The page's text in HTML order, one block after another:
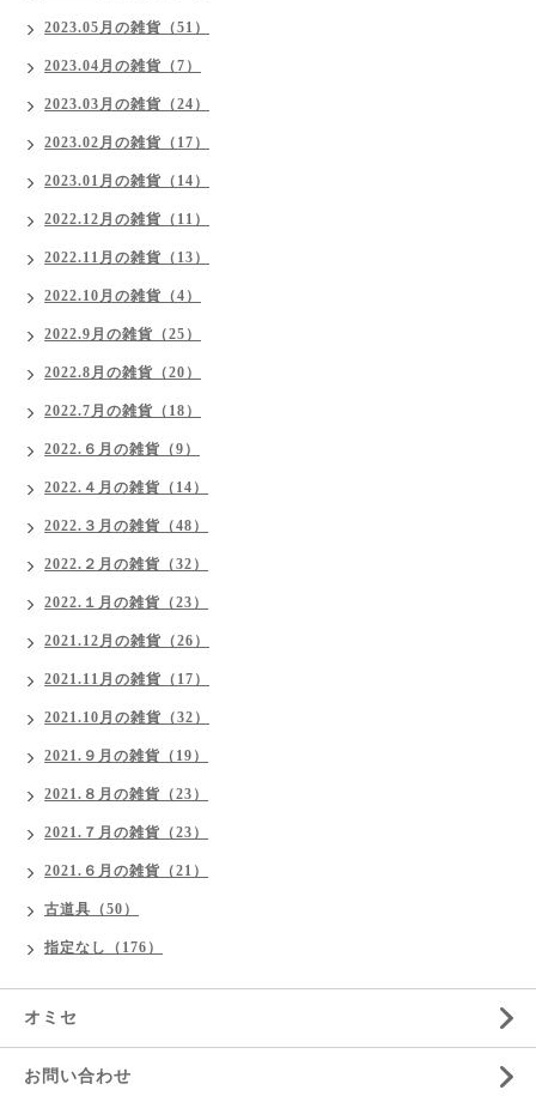
2023.05月の雑貨（51）
2023.04月の雑貨（7）
2023.03月の雑貨（24）
2023.02月の雑貨（17）
2023.01月の雑貨（14）
2022.12月の雑貨（11）
2022.11月の雑貨（13）
2022.10月の雑貨（4）
2022.9月の雑貨（25）
2022.8月の雑貨（20）
2022.7月の雑貨（18）
2022.６月の雑貨（9）
2022.４月の雑貨（14）
2022.３月の雑貨（48）
2022.２月の雑貨（32）
2022.１月の雑貨（23）
2021.12月の雑貨（26）
2021.11月の雑貨（17）
2021.10月の雑貨（32）
2021.９月の雑貨（19）
2021.８月の雑貨（23）
2021.７月の雑貨（23）
2021.６月の雑貨（21）
古道具（50）
指定なし（176）
オミセ
お問い合わせ